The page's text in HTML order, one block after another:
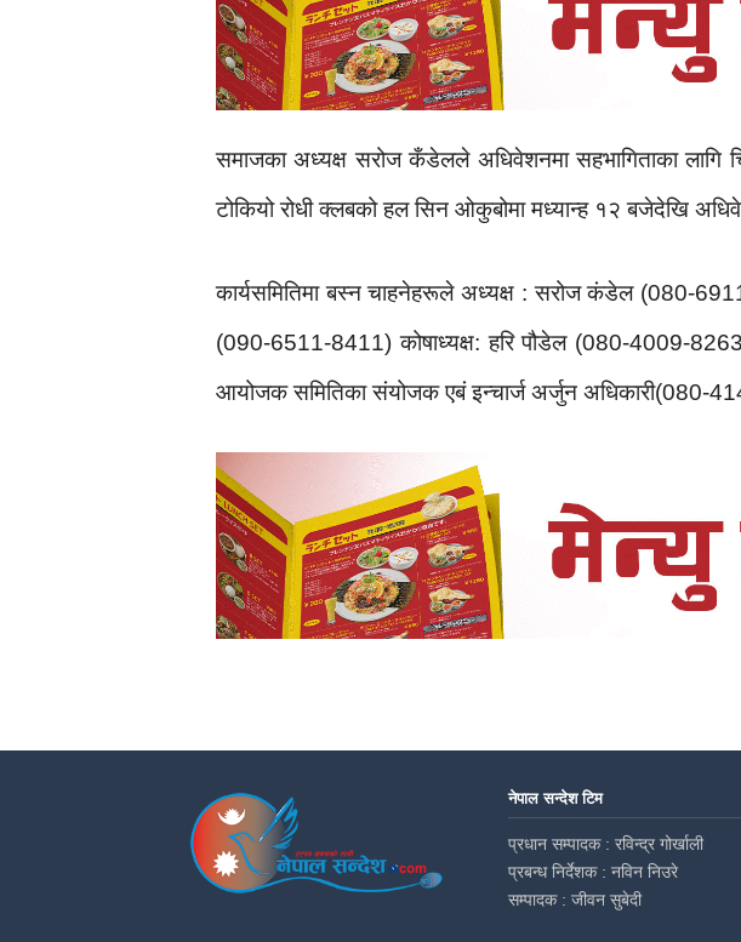
समाजका अध्यक्ष सरोज कँडेलले अधिवेशनमा सहभागिताका लागि
टोकियो रोधी क्लबको हल सिन ओकुबोमा मध्यान्ह १२ बजेदेखि
कार्यसमितिमा बस्न चाहनेहरूले अध्यक्ष : सरोज कंडेल (080-
(090-6511-8411) कोषाध्यक्ष: हरि पौडेल (080-4009-
आयोजक समितिका संयोजक एबं इन्चार्ज अर्जुन अधिकारी(080-
नेपाल सन्देश टिम
प्रधान सम्पादक : रविन्द्र गोर्खाली
प्रबन्ध निर्देशक : नविन निउरे
सम्पादक : जीवन सुबेदी